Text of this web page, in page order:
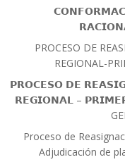
PROCESO DE
REGIONAL-
𝗣𝗥𝗢𝗖𝗘𝗦𝗢 𝗗𝗘
𝗥𝗘𝗚𝗜𝗢𝗡𝗔𝗟 –
Proceso de
Adjudicación de